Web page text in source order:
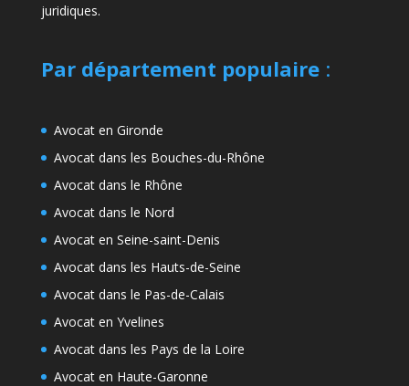
juridiques.
Par département populaire:
Avocat en Gironde
Avocat dans les Bouches-du-Rhône
Avocat dans le Rhône
Avocat dans le Nord
Avocat en Seine-saint-Denis
Avocat dans les Hauts-de-Seine
Avocat dans le Pas-de-Calais
Avocat en Yvelines
Avocat dans les Pays de la Loire
Avocat en Haute-Garonne